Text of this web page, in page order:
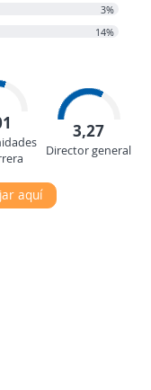
3%
14%
3,27
Director general
aquí